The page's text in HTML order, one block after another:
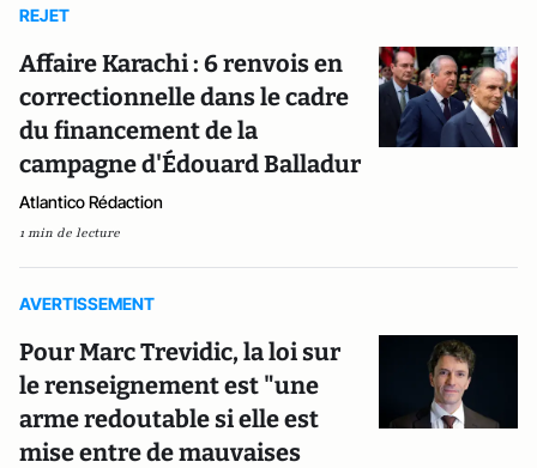
REJET
Affaire Karachi : 6 renvois en
correctionnelle dans le cadre
du financement de la
campagne d'Édouard Balladur
Atlantico Rédaction
1 min de lecture
AVERTISSEMENT
Pour Marc Trevidic, la loi sur
le renseignement est "une
arme redoutable si elle est
mise entre de mauvaises